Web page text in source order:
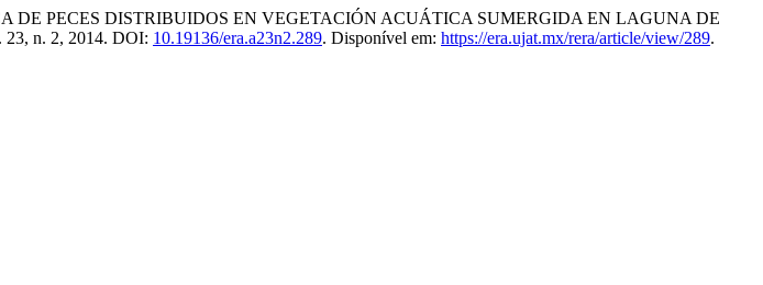
DE PECES DISTRIBUIDOS EN VEGETACIÓN ACUÁTICA SUMERGIDA EN LAGUNA DE
23, n. 2, 2014. DOI: 10.19136/era.a23n2.289. Disponível em: https://era.ujat.mx/rera/article/view/289.